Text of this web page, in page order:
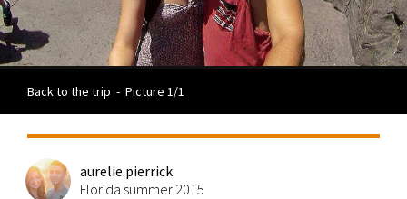
Back to the trip - Picture 1/1
aurelie.pierrick
Florida summer 2015